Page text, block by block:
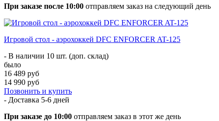
При заказе после 10:00 отправляем заказ на следующий день
Игровой стол - аэрохоккей DFC ENFORCER AT-125
- В наличии 10 шт. (доп. склад)
было
16 489 руб
14 990 руб
Позвонить и купить
- Доставка 5-6 дней
При заказе до 10:00 отправляем заказ в этот же день